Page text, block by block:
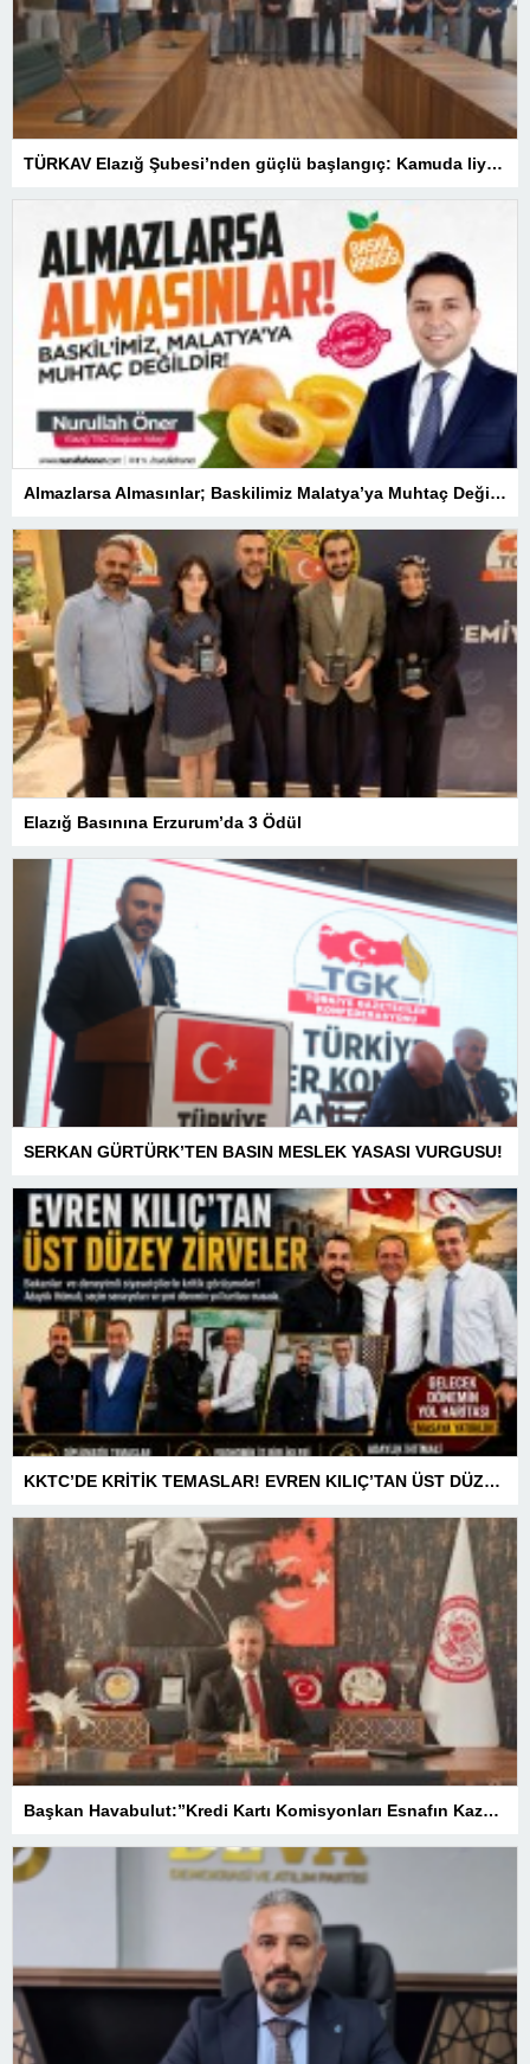
TÜRKAV Elazığ Şubesi’nden güçlü başlangıç: Kamuda liyakatin en gür sesi olacağız
Almazlarsa Almasınlar; Baskilimiz Malatya’ya Muhtaç Değildir
Elazığ Basınına Erzurum’da 3 Ödül
SERKAN GÜRTÜRK’TEN BASIN MESLEK YASASI VURGUSU!
KKTC’DE KRİTİK TEMASLAR! EVREN KILIÇ’TAN ÜST DÜZEY ZİRVELER
Başkan Havabulut:”Kredi Kartı Komisyonları Esnafın Kazancını Eritiyor”